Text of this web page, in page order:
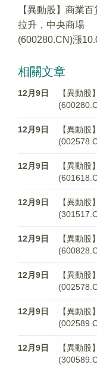
【異動股】商業
拉升，中央商場
(600280.CN)漲
相關文章
12月9日
【異動
12月9日
【異動
12月9日
【異動
12月9日
【異動
12月9日
【異動
12月9日
【異動
12月9日
【異動
12月9日
【異動